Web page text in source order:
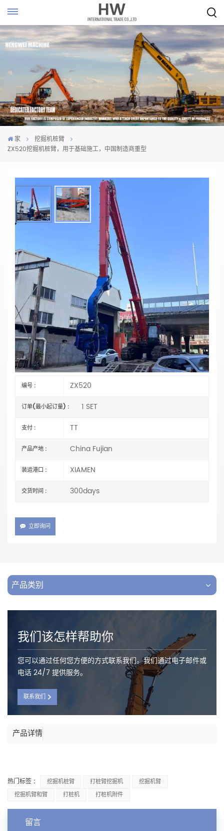
家
挖掘机桩臂
ZX520挖掘机桩臂，用于基础施工，中国制造商重型
ZX520挖掘机桩臂，用于基础施工，中国制造
商重型
主要参数
型号：ZX520
类型：打桩挖掘机臂
长度：选择
材料：Q355B 或 Q690D
状态：全新
机械臂气缸类型：外贸类型（外国）
规格：OEM
水桶容量：选择
认证：CE、ISO9001:2000
编号 : ZX520
订单(最小起订量) : 1 SET
支付 : TT
产品产地 : China Fujian
装运港口 : XIAMEN
交货时间 : 300days
立即询问
产品类别
我们该怎样帮助你
您可以通过任何您方便的方式联系我们。我们通过电子邮件或
电话 24/7 提供服务。
联系我们
产品详情
热门标签 : 挖掘机桩臂 打桩臂挖掘机
挖掘机臂
挖掘机臂和臂
打桩机 打桩机附件
留言